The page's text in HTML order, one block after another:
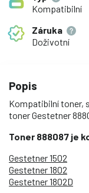
Kompatibilní
Záruka
Doživotní
Popis
Kompatibilní toner,
toner Gestetner
Toner 888087 je
Gestetner 1502
Gestetner 1802
Gestetner 1802D